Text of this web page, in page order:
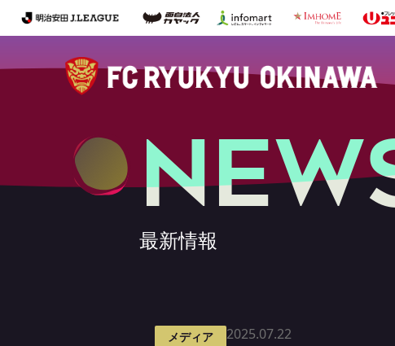
最新情報
メディア 2025.07.22